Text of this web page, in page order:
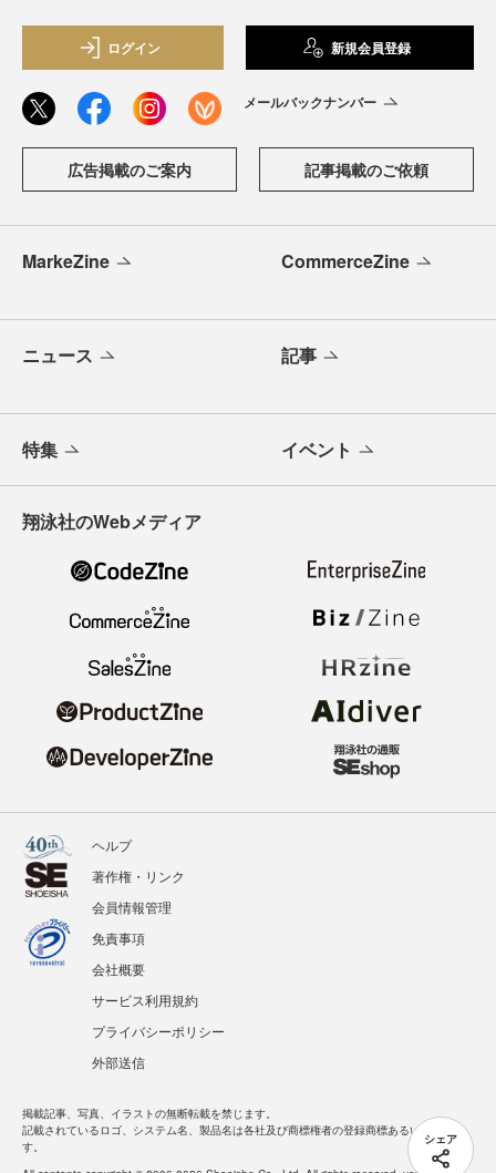
シェア
ログイン 新規会員登録
メールバックナンバー
広告掲載のご案内 記事掲載のご依頼
MarkeZine CommerceZine
ニュース 記事
特集 イベント
翔泳社のWebメディア
ヘルプ
著作権・リンク
会員情報管理
免責事項
会社概要
サービス利用規約
プライバシーポリシー
外部送信
掲載記事、写真、イラストの無断転載を禁じます。
記載されているロゴ、システム名、製品名は各社及び商標権者の登録商標あるいは商標で
す。